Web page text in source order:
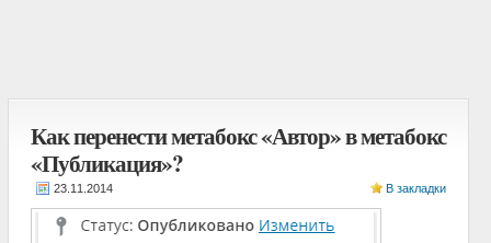
Как перенести метабокс «Автор» в метабокс
«Публикация»?
В закладки